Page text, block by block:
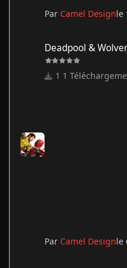
Par Camel Designle
Deadpool &
1
Par Camel Designle